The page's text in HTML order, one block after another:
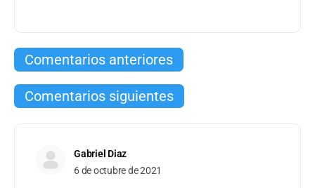
Comentarios anteriores
Comentarios siguientes
Gabriel Diaz
6 de octubre de 2021